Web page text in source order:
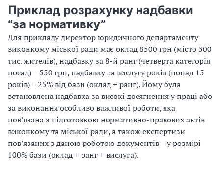
Приклад розрахунку надбавки
“за нормативку”
Для прикладу директор юридичного департаменту
виконкому міської ради має оклад 8500 грн (місто 300
тис. жителів), надбавку за 8-й ранг (четверта категорія
посад) – 550 грн, надбавку за вислугу років (понад 15
років) – 25% від бази (оклад + ранг). Йому була
встановлена надбавка за високі досягнення у праці або
за виконання особливо важливої роботи, яка
пов’язана з підготовкою нормативно-правових актів
виконкому та міської ради, а також експертизи
пов’язаних з даною роботою документів – у розмірі
100% бази (оклад + ранг + вислуга).